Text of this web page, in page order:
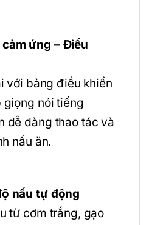
ứng – Điều
với bảng điều khiển
giọng nói tiếng
dễ dàng thao tác và
nấu ăn.
nấu tự động
từ cơm trắng, gạo